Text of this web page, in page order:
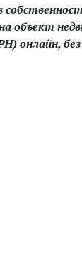
объект
онлайн,